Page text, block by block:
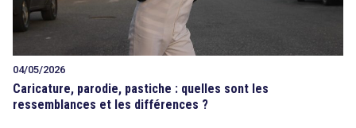
04/05/2026
Caricature, parodie, pastiche : quelles sont les
ressemblances et les différences ?